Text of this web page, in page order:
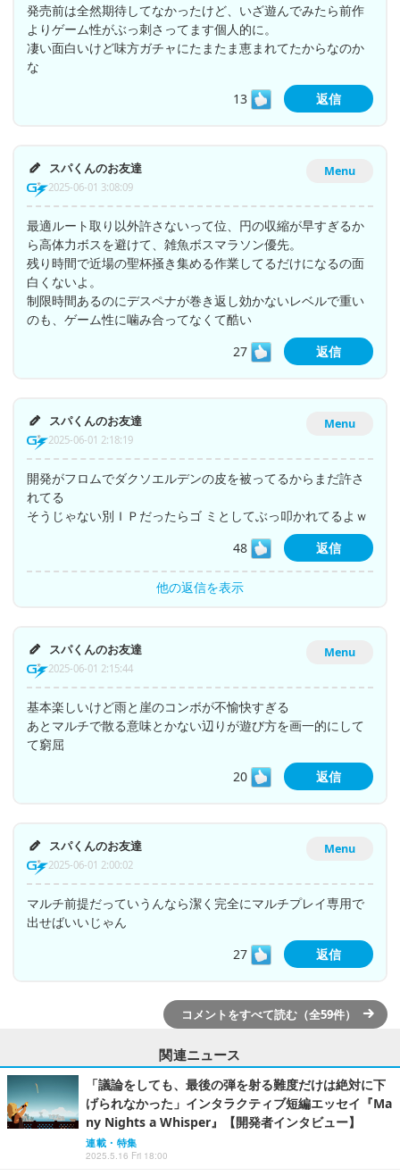
発売前は全然期待してなかったけど、いざ遊んでみたら前作
よりゲーム性がぶっ刺さってます個人的に。
凄い面白いけど味方ガチャにたまたま恵まれてたからなのか
な
13
返信
Menu
スパくんのお友達
2025-06-01 3:08:09
最適ルート取り以外許さないって位、円の収縮が早すぎるか
ら高体力ボスを避けて、雑魚ボスマラソン優先。
残り時間で近場の聖杯掻き集める作業してるだけになるの面
白くないよ。
制限時間あるのにデスペナが巻き返し効かないレベルで重い
のも、ゲーム性に噛み合ってなくて酷い
27
返信
Menu
スパくんのお友達
2025-06-01 2:18:19
開発がフロムでダクソエルデンの皮を被ってるからまだ許さ
れてる
そうじゃない別ＩＰだったらゴ ミとしてぶっ叩かれてるよｗ
48
返信
他の返信を表示
Menu
スパくんのお友達
2025-06-01 2:15:44
基本楽しいけど雨と崖のコンボが不愉快すぎる
あとマルチで散る意味とかない辺りが遊び方を画一的にして
て窮屈
20
返信
Menu
スパくんのお友達
2025-06-01 2:00:02
マルチ前提だっていうんなら潔く完全にマルチプレイ専用で
出せばいいじゃん
27
返信
コメントをすべて読む（全59件）
関連ニュース
「議論をしても、最後の弾を射る難度だけは絶対に下
げられなかった」インタラクティブ短編エッセイ『Ma
ny Nights a Whisper』【開発者インタビュー】
連載・特集
2025.5.16 Fri 18:00